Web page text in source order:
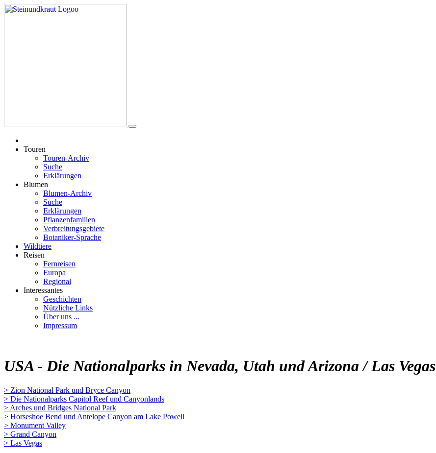
Touren
Touren-Archiv
Suche
Erklärungen
Blumen
Blumen-Archiv
Suche
Erklärungen
Pflanzenfamilien
Verbreitungsgebiete
Botaniker-Sprache
Wildtiere
Reisen
Fernreisen
Europa
Regional
Interessantes
Geschichten
Nützliche Links
Über uns ...
Impressum
USA - Die Nationalparks in Nevada, Utah und Arizona / Las Vegas
> Zion National Park und Bryce Canyon
> Die Nationalparks Capitol Reef und Canyonlands
> Arches und Bridges National Park
> Horseshoe Bend und Antelope Canyon am Lake Powell
> Monument Valley
> Grand Canyon
> Las Vegas